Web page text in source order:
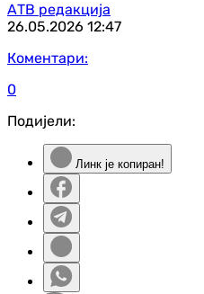
АТВ редакција
26.05.2026 12:47
Коментари:
0
Подијели:
Линк је копиран!